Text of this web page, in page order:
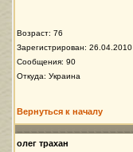
Возраст: 76
Зарегистрирован: 26.04.2010
Сообщения: 90
Откуда: Украина
Вернуться к началу
олег трахан